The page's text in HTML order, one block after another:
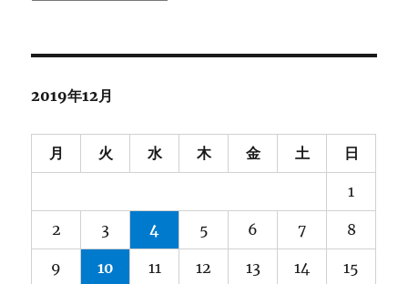
ブ
2019年12月
月 火 水 木 金 土 日
1
2 3 4 5 6 7 8
9 10 11 12 13 14 15